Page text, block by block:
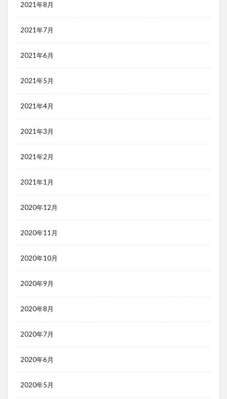
2021年8月
2021年7月
2021年6月
2021年5月
2021年4月
2021年3月
2021年2月
2021年1月
2020年12月
2020年11月
2020年10月
2020年9月
2020年8月
2020年7月
2020年6月
2020年5月